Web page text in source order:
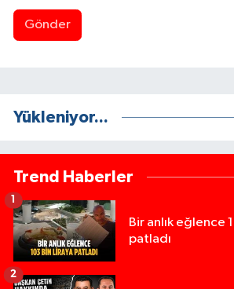
Gönder
Yükleniyor...
Trend Haberler
Bir anlık eğlence
patladı
1
2